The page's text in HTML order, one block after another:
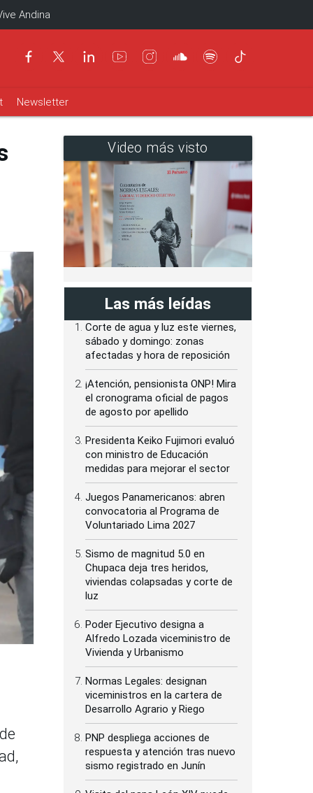
Andina
Newsletter
Video más visto
Las más leídas
Corte de agua y luz este viernes,
sábado y domingo: zonas
afectadas y hora de reposición
¡Atención, pensionista ONP! Mira
el cronograma oficial de pagos
de agosto por apellido
Presidenta Keiko Fujimori evaluó
con ministro de Educación
medidas para mejorar el sector
Juegos Panamericanos: abren
convocatoria al Programa de
Voluntariado Lima 2027
Sismo de magnitud 5.0 en
Chupaca deja tres heridos,
viviendas colapsadas y corte de
luz
Poder Ejecutivo designa a
Alfredo Lozada viceministro de
Vivienda y Urbanismo
Normas Legales: designan
viceministros en la cartera de
Desarrollo Agrario y Riego
PNP despliega acciones de
respuesta y atención tras nuevo
sismo registrado en Junín